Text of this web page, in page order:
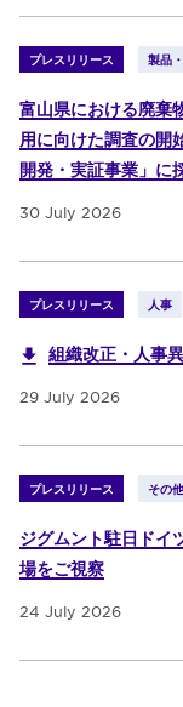
プレスリリース 製品
富山県における廃棄
用に向けた調査の開
開発・実証事業」に
30 July 2026
プレスリリース 人事
組織改正・人事
29 July 2026
プレスリリース その他
ジグムント駐日ドイ
場をご視察
24 July 2026